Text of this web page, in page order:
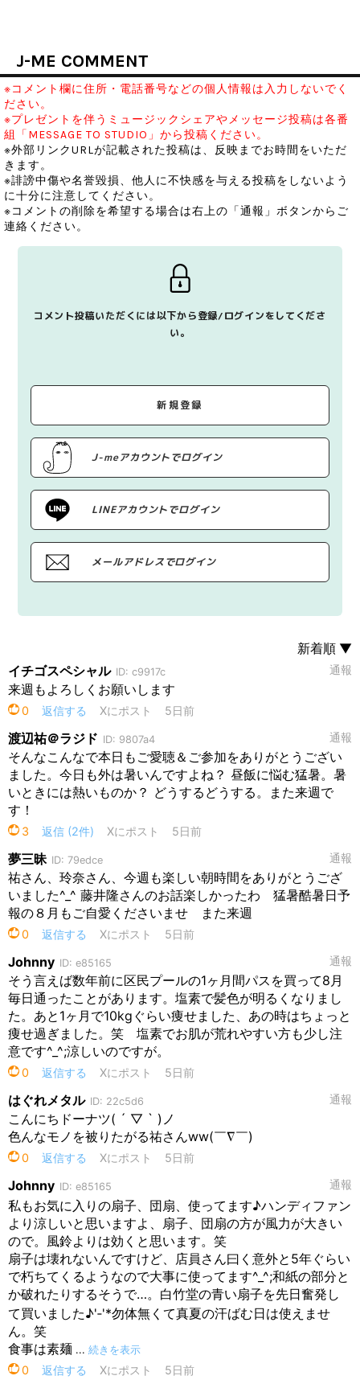
J-ME COMMENT
※コメント欄に住所・電話番号などの個人情報は入力しないでく
ださい。
※プレゼントを伴うミュージックシェアやメッセージ投稿は各番
組「MESSAGE TO STUDIO」から投稿ください。
※外部リンクURLが記載された投稿は、反映までお時間をいただ
きます。
※誹謗中傷や名誉毀損、他人に不快感を与える投稿をしないよう
に十分に注意してください。
※コメントの削除を希望する場合は右上の「通報」ボタンからご
連絡ください。
コメント投稿いただくには以下から登録/ログインをしてくださ
い。
新規登録
J-meアカウントでログイン
LINEアカウントでログイン
メールアドレスでログイン